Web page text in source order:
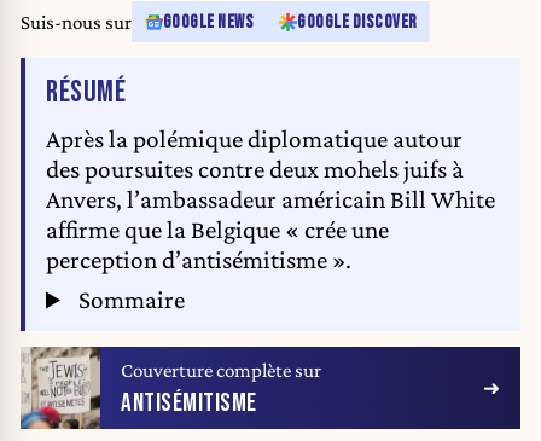
JACOBS
Suis-nous sur GOOGLE NEWS GOOGLE DISCOVER
RÉSUMÉDE L'ARTICLE
Après la polémique diplomatique autour
des poursuites contre deux mohels juifs à
Anvers, l’ambassadeur américain Bill White
affirme que la Belgique « crée une
perception d’antisémitisme ».
Sommaire
Couverture complète sur
ANTISÉMITISME